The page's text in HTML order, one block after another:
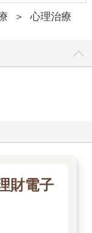
＞ 心理治療
財電子